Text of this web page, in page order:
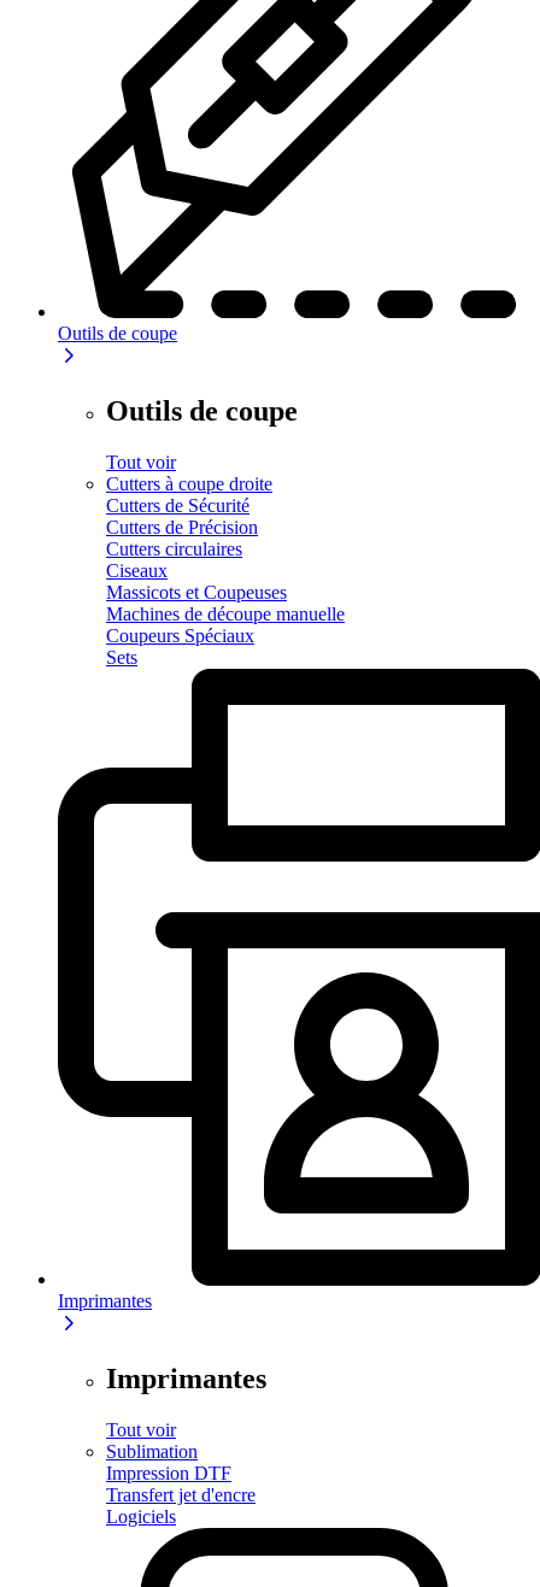
Outils de coupe
Outils de coupe
Tout voir
Cutters à coupe droite
Cutters de Sécurité
Cutters de Précision
Cutters circulaires
Ciseaux
Massicots et Coupeuses
Machines de découpe manuelle
Coupeurs Spéciaux
Sets
Imprimantes
Imprimantes
Tout voir
Sublimation
Impression DTF
Transfert jet d'encre
Logiciels